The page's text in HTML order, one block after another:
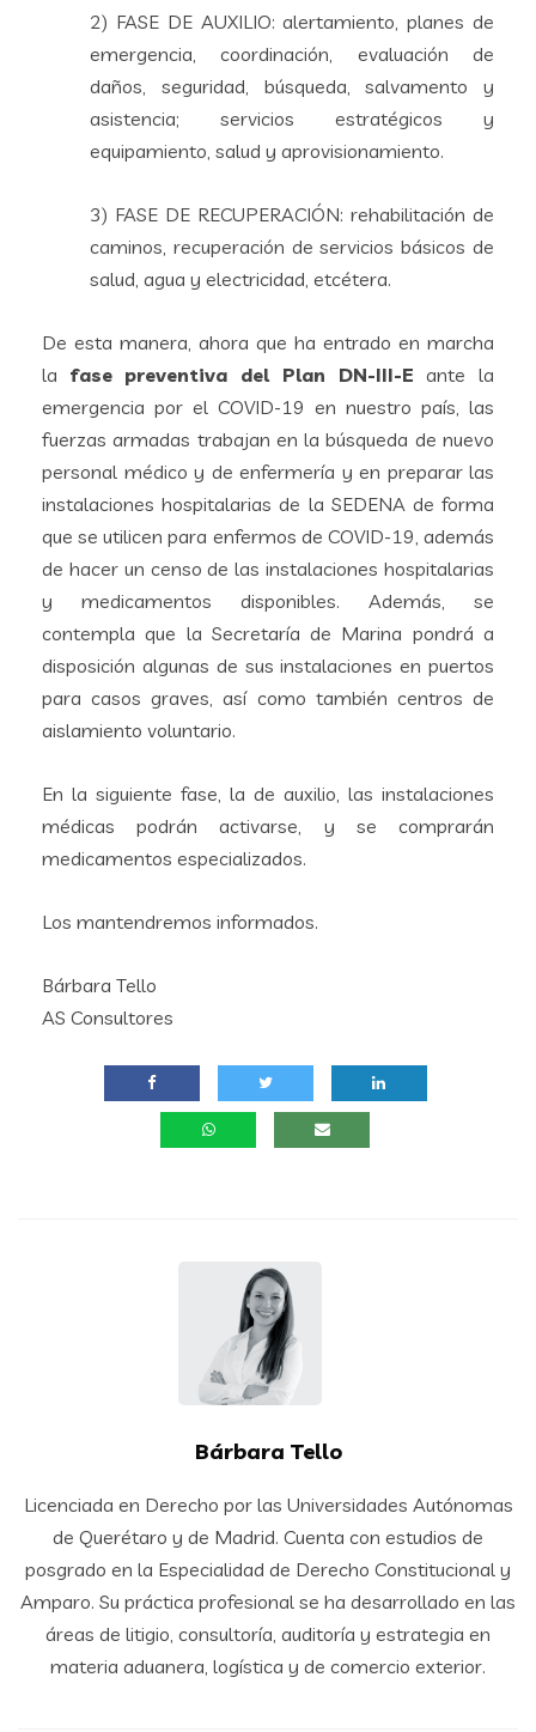
2) FASE DE AUXILIO: alertamiento, planes de
emergencia, coordinación, evaluación de
daños, seguridad, búsqueda, salvamento y
asistencia; servicios estratégicos y
equipamiento, salud y aprovisionamiento.
3) FASE DE RECUPERACIÓN: rehabilitación de
caminos, recuperación de servicios básicos de
salud, agua y electricidad, etcétera.
De esta manera, ahora que ha entrado en marcha
la fase preventiva del Plan DN-III-E ante la
emergencia por el COVID-19 en nuestro país, las
fuerzas armadas trabajan en la búsqueda de nuevo
personal médico y de enfermería y en preparar las
instalaciones hospitalarias de la SEDENA de forma
que se utilicen para enfermos de COVID-19, además
de hacer un censo de las instalaciones hospitalarias
y medicamentos disponibles. Además, se
contempla que la Secretaría de Marina pondrá a
disposición algunas de sus instalaciones en puertos
para casos graves, así como también centros de
aislamiento voluntario.
En la siguiente fase, la de auxilio, las instalaciones
médicas podrán activarse, y se comprarán
medicamentos especializados.
Los mantendremos informados.
Bárbara Tello
AS Consultores
Bárbara Tello
Licenciada en Derecho por las Universidades Autónomas
de Querétaro y de Madrid. Cuenta con estudios de
posgrado en la Especialidad de Derecho Constitucional y
Amparo. Su práctica profesional se ha desarrollado en las
áreas de litigio, consultoría, auditoría y estrategia en
materia aduanera, logística y de comercio exterior.